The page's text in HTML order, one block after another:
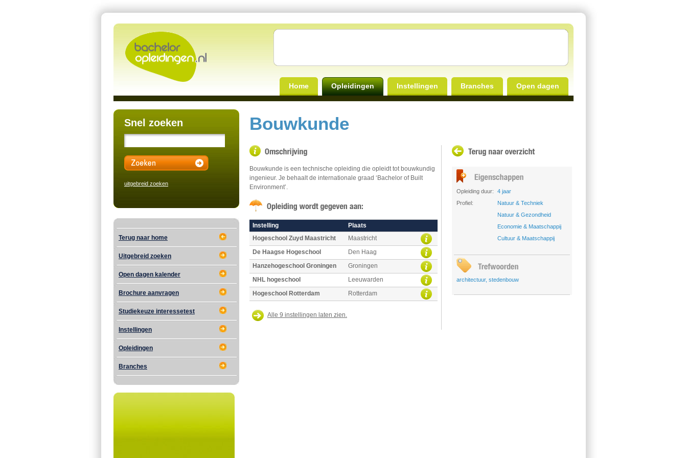
Home Opleidingen Instellingen Branches Open dagen
Snel zoeken
uitgebreid zoeken
Terug naar home
Uitgebreid zoeken
Open dagen kalender
Brochure aanvragen
Studiekeuze interessetest
Instellingen
Opleidingen
Branches
Bouwkunde
Bouwkunde is een technische opleiding die opleidt tot bouwkundig
ingenieur. Je behaalt de internationale graad ‘Bachelor of Built
Environment’.
Instelling
Plaats
Hogeschool Zuyd Maastricht
Maastricht
De Haagse Hogeschool
Den Haag
Hanzehogeschool Groningen
Groningen
NHL hogeschool
Leeuwarden
Hogeschool Rotterdam
Rotterdam
Alle 9 instellingen laten zien.
Opleiding duur:
4 jaar
Profiel:
Natuur & Techniek
Natuur & Gezondheid
Economie & Maatschappij
Cultuur & Maatschappij
architectuur, stedenbouw